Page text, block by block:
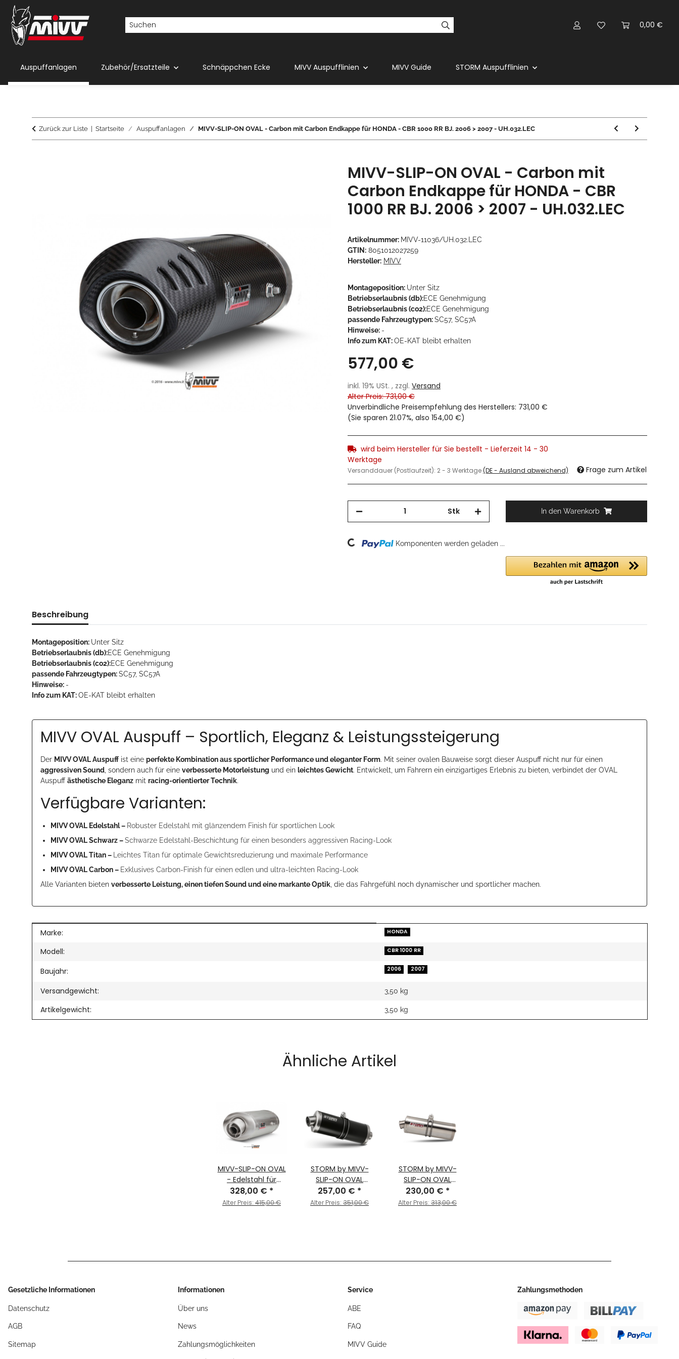
0,00 €
Auspuffanlagen Zubehör/Ersatzteile Schnäppchen Ecke MIVV Auspufflinien MIVV Guide STORM Auspufflinien
Zurück zur Liste Startseite Auspuffanlagen MIVV-SLIP-ON OVAL - Carbon mit Carbon Endkappe für HONDA - CBR 1000 RR BJ. 2006 > 2007 - UH.032.LEC
MIVV-SLIP-ON OVAL - Carbon mit
Carbon Endkappe für HONDA - CBR
1000 RR BJ. 2006 > 2007 - UH.032.LEC
Artikelnummer: MIVV-11036/UH.032.LEC
GTIN: 8051012027259
Hersteller: MIVV
Montageposition: Unter Sitz
Betriebserlaubnis (db):ECE Genehmigung
Betriebserlaubnis (co2):ECE Genehmigung
passende Fahrzeugtypen:SC57, SC57A
Hinweise: -
Info zum KAT:OE-KAT bleibt erhalten
577,00 €
inkl. 19% USt. , zzgl. Versand
Alter Preis: 731,00 €
Unverbindliche Preisempfehlung des Herstellers: 731,00 €
(Sie sparen 21.07%, also 154,00 €)
wird beim Hersteller für Sie bestellt - Lieferzeit 14 - 30
Werktage
Versanddauer (Postlaufzeit): 2 - 3 Werktage(DE - Ausland abweichend) Frage zum Artikel
Stk In den Warenkorb
Loading... Komponenten werden geladen ...
Beschreibung
Montageposition: Unter Sitz
Betriebserlaubnis (db):ECE Genehmigung
Betriebserlaubnis (co2):ECE Genehmigung
passende Fahrzeugtypen:SC57, SC57A
Hinweise: -
Info zum KAT:OE-KAT bleibt erhalten
MIVV OVAL Auspuff – Sportlich, Eleganz & Leistungssteigerung
Der MIVV OVAL Auspuff ist eine perfekte Kombination aus sportlicher Performance und eleganter Form. Mit seiner ovalen Bauweise sorgt dieser Auspuff nicht nur für einen
aggressiven Sound , sondern auch für eine verbesserte Motorleistung und ein leichtes Gewicht. Entwickelt, um Fahrern ein einzigartiges Erlebnis zu bieten, verbindet der OVAL
Auspuffästhetische Eleganz mit racing-orientierter Technik.
Verfügbare Varianten:
MIVV OVAL Edelstahl – Robuster Edelstahl mit glänzendem Finish für sportlichen Look
MIVV OVAL Schwarz –Schwarze Edelstahl-Beschichtung für einen besonders aggressiven Racing-Look
MIVV OVAL Titan – Leichtes Titan für optimale Gewichtsreduzierung und maximale Performance
MIVV OVAL Carbon – Exklusives Carbon-Finish für einen edlen und ultra-leichten Racing-Look
Alle Varianten bieten verbesserte Leistung, einen tiefen Sound und eine markante Optik , die das Fahrgefühl noch dynamischer und sportlicher machen.
Produkteigenschaft
Wert
Marke: HONDA
Modell: CBR 1000 RR
Baujahr: 2006 2007
Versandgewicht: 3,50 kg
Artikelgewicht: 3,50 kg
Ähnliche Artikel
MIVV-SLIP-ON OVAL
- Edelstahl für
HONDA - CBR 1000
RR BJ. 2006 > 2007 -
328,00 € *
Alter Preis: 415,00 €
STORM by MIVV-
SLIP-ON OVAL
Edelstahl Schwarz
für HONDA CBR 1000
257,00 € *
Alter Preis: 351,00 €
STORM by MIVV-
SLIP-ON OVAL
Edelstahl für HONDA
CBR 1000 RR Bj. 2006
230,00 € *
Alter Preis: 313,00 €
Gesetzliche Informationen
Datenschutz
AGB
Sitemap
Informationen
Über uns
News
Zahlungsmöglichkeiten
Service
ABE
FAQ
MIVV Guide
Zahlungsmethoden